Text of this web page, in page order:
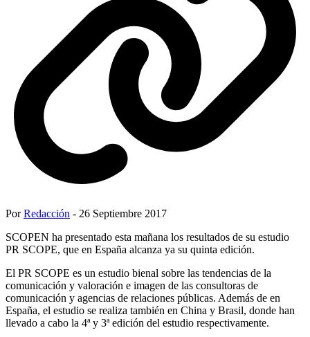
PorRedacción - 26 Septiembre 2017
SCOPEN ha presentado esta mañana los resultados de su estudio
PR SCOPE, que en España alcanza ya su quinta edición.
El PR SCOPE es un estudio bienal sobre las tendencias de la
comunicación y valoración e imagen de las consultoras de
comunicación y agencias de relaciones públicas. Además de en
España, el estudio se realiza también en China y Brasil, donde han
llevado a cabo la 4ª y 3ª edición del estudio respectivamente.